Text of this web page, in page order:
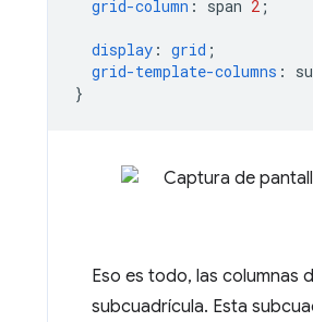
grid-column : span 2 ;
display : grid ;
grid-template-columns :
}
Eso es todo, las columnas
subcuadrícula. Esta